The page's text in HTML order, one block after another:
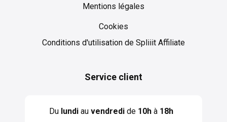
Mentions légales
Cookies
Conditions d'utilisation de Spliiit Affiliate
Service client
Du lundiau vendredide 10hà 18h